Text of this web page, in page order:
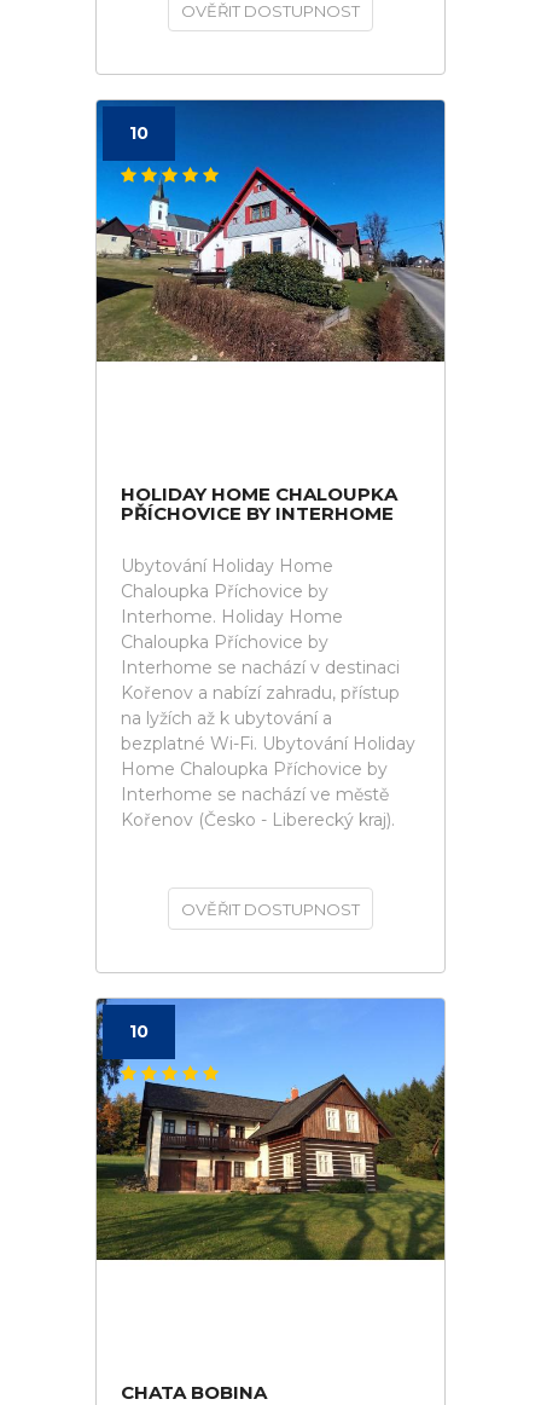
OVĚŘIT DOSTUPNOST
10
HOLIDAY HOME CHALOUPKA
PŘÍCHOVICE BY INTERHOME
Ubytování Holiday Home
Chaloupka Příchovice by
Interhome. Holiday Home
Chaloupka Příchovice by
Interhome se nachází v destinaci
Kořenov a nabízí zahradu, přístup
na lyžích až k ubytování a
bezplatné Wi-Fi. Ubytování Holiday
Home Chaloupka Příchovice by
Interhome se nachází ve městě
Kořenov (Česko - Liberecký kraj).
OVĚŘIT DOSTUPNOST
10
CHATA BOBINA